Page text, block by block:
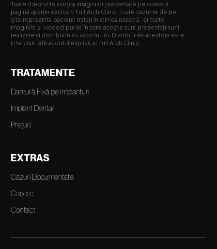
Toate drepturile asupra imaginilor prezentate pe această
pagină aparțin exclusiv Full Arch Clinic. Toate cazurile de pe
site reprezintă pacienți tratați în clinica noastră, iar toate
imaginile și videoclipurile în care aceștia sunt prezentați sunt
realizate și distribuite cu acordul lor. Distribuirea acestora este
interzisă fără acordul explicit al Full Arch Clinic.
TRATAMENTE
Dantură Fixă pe Implanturi
Implant Dentar
Prețuri
EXTRAS
Cazuri Documentate
Cariere
Contact